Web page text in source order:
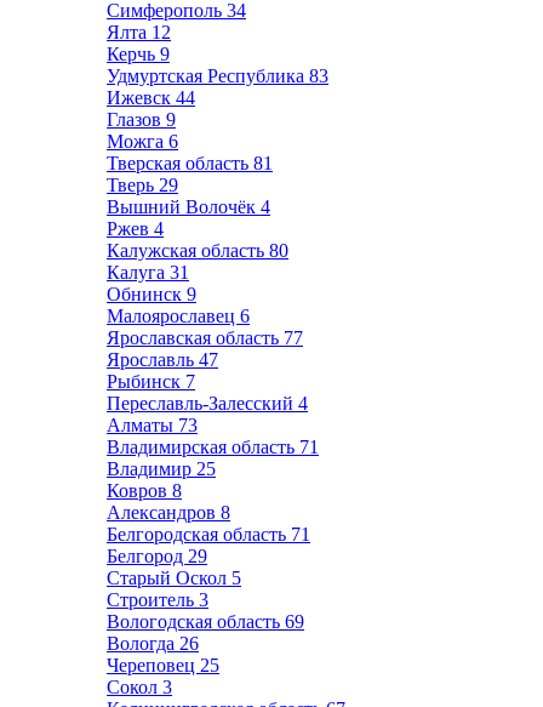
Симферополь 34
Ялта 12
Керчь 9
Удмуртская Республика 83
Ижевск 44
Глазов 9
Можга 6
Тверская область 81
Тверь 29
Вышний Волочёк 4
Ржев 4
Калужская область 80
Калуга 31
Обнинск 9
Малоярославец 6
Ярославская область 77
Ярославль 47
Рыбинск 7
Переславль-Залесский 4
Алматы 73
Владимирская область 71
Владимир 25
Ковров 8
Александров 8
Белгородская область 71
Белгород 29
Старый Оскол 5
Строитель 3
Вологодская область 69
Вологда 26
Череповец 25
Сокол 3